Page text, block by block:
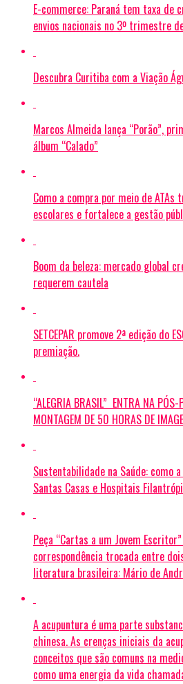
E-commerce: Paraná tem taxa de
envios nacionais no 3º trimestre
Descubra Curitiba com a Viação
Marcos Almeida lança “Porão”,
álbum “Calado”
Como a compra por meio de
escolares e fortalece a gestão
Boom da beleza: mercado global
requerem cautela
SETCEPAR promove 2ª edição do
premiação.
“ALEGRIA BRASIL” ENTRA NA PÓS-
MONTAGEM DE 50 HORAS DE
Sustentabilidade na Saúde: como
Santas Casas e Hospitais
Peça “Cartas a um Jovem
correspondência trocada entre
literatura brasileira: Mário de
A acupuntura é uma parte
chinesa. As crenças iniciais da
conceitos que são comuns na
como uma energia da vida